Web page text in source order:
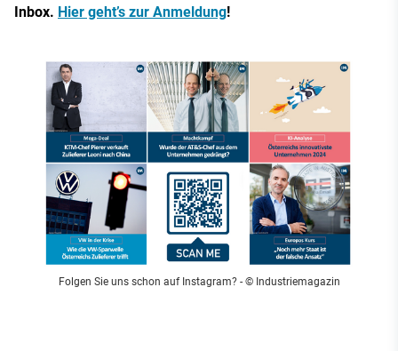
Inbox. Hier geht’s zur Anmeldung!
Folgen Sie uns schon auf Instagram?- © Industriemagazin